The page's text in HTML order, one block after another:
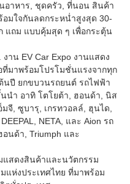
อาหาร, ชุดครัว, ที่นอน สินค้า
มใจกันลดกระหน่ำสูงสุด 30-
แถม แบบคุ้มสุด ๆ เพื่อกระตุ้น
าน EV Car Expo งานแสดง
มาพร้อมโปรโมชั่นแรงจากทุก
นปี ยกขบวนรถยนต์ รถไฟฟ้า
นำ อาทิ โตโยต้า, ฮอนด้า, นิส
จี, ซูบารุ, เกรทวอลล์, ฮุนได,
NETA, และ Aion รถ
นด้า, Triumph และ
แสดงสินค้าและนวัตกรรม
แห่งประเทศไทย ที่มาพร้อม